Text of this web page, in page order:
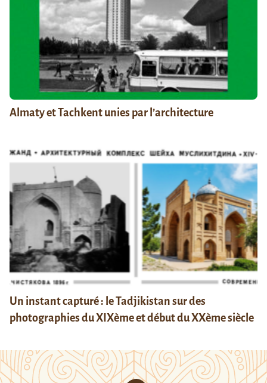
Almaty et Tachkent unies par l’architecture
Un instant capturé : le Tadjikistan sur des
photographies du XIXème et début du XXème siècle